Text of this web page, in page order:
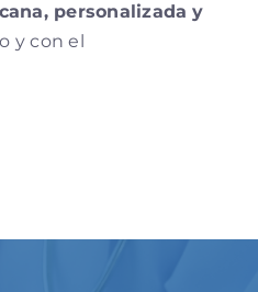
personalizada y
y con el